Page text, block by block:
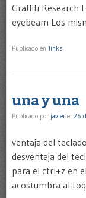
Graffiti Research
eyebeam Los
Publicado en links
una y una
Publicado por javier el 26
ventaja del
desventaja del
para el ctrl+z en
acostumbra al